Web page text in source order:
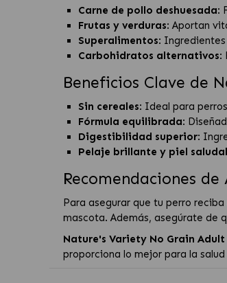
Carne de pollo deshuesada:
Frutas y verduras: Aportan
Superalimentos:
Carbohidratos alternativos:
Beneficios Clave de
Sin cereales: Ideal para
Fórmula equilibrada:
Digestibilidad superior:
Pelaje brillante y piel
Recomendaciones
Para asegurar que tu perro
mascota. Además, asegúrate de
Nature's Variety No Grain
proporciona lo mejor para la